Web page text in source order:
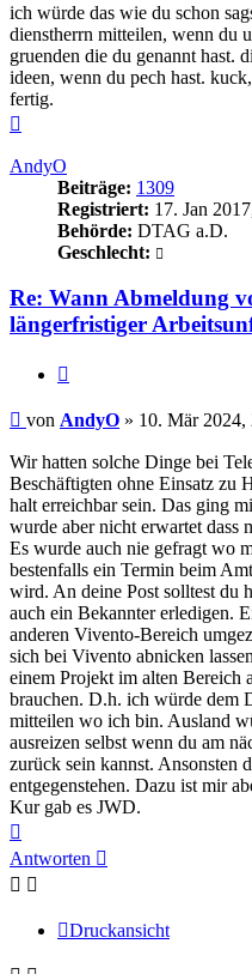
ich würde das wie du schon
dienstherrn mitteilen, wenn du
gruenden die du genannt hast.
ideen, wenn du pech hast.
fertig.
AndyO
Beiträge: 1309
Registriert: 17. Jan
Behörde: DTAG a.D.
Geschlecht:
Re: Wann Abmeldung
längerfristiger
Beitrag
von AndyO » 10. Mär 2024,
Wir hatten solche Dinge bei
Beschäftigten ohne Einsatz zu
halt erreichbar sein. Das ging
wurde aber nicht erwartet dass
Es wurde auch nie gefragt wo
bestenfalls ein Termin beim
wird. An deine Post solltest du
auch ein Bekannter erledigen.
anderen Vivento-Bereich
sich bei Vivento abnicken
einem Projekt im alten Bereich
brauchen. D.h. ich würde dem
mitteilen wo ich bin. Ausland
ausreizen selbst wenn du am
zurück sein kannst. Ansonsten
entgegenstehen. Dazu ist mir
Kur gab es JWD.
oben
Antworten
Druckansicht